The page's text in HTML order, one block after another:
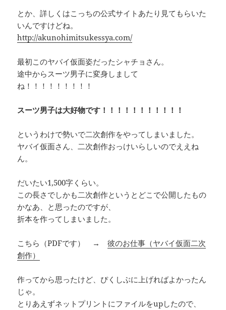
とか、詳しくはこっちの公式サイトあたり見てもらいた
いんですけどね。
http://akunohimitsukessya.com/
最初このヤバイ仮面姿だったシャチョさん。
途中からスーツ男子に変身しまして
ね！！！！！！！！！
スーツ男子は大好物です！！！！！！！！！！！
というわけで勢いで二次創作をやってしまいました。
ヤバイ仮面さん、二次創作おっけいらしいのでええね
ん。
だいたい1,500字くらい。
この長さでしかも二次創作というとどこで公開したもの
かなあ、と思ったのですが、
折本を作ってしまいました。
こちら（PDFです） →彼のお仕事（ヤバイ仮面二次
創作）
作ってから思ったけど、ぴくしぶに上げればよかったん
じゃ。
とりあえずネットプリントにファイルをupしたので、